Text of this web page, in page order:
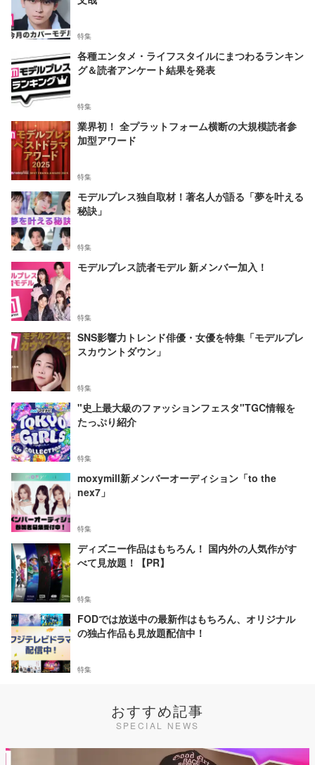
特集
各種エンタメ・ライフスタイルにまつわるランキン
グ＆読者アンケート結果を発表
特集
業界初！ 全プラットフォーム横断の大規模読者参
加型アワード
特集
モデルプレス独自取材！著名人が語る「夢を叶える
秘訣」
特集
モデルプレス読者モデル 新メンバー加入！
特集
SNS影響力トレンド俳優・女優を特集「モデルプレ
スカウントダウン」
特集
"史上最大級のファッションフェスタ"TGC情報を
たっぷり紹介
特集
moxymill新メンバーオーディション「to the
nex7」
特集
ディズニー作品はもちろん！ 国内外の人気作がす
べて見放題！【PR】
特集
FODでは放送中の最新作はもちろん、オリジナル
の独占作品も見放題配信中！
特集
おすすめ記事
SPECIAL NEWS